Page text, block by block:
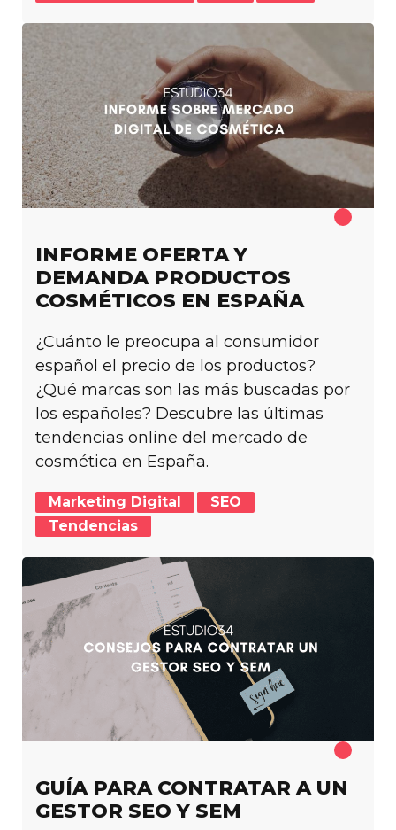
INFORME OFERTA Y
DEMANDA PRODUCTOS
COSMÉTICOS EN ESPAÑA
¿Cuánto le preocupa al consumidor
español el precio de los productos?
¿Qué marcas son las más buscadas por
los españoles? Descubre las últimas
tendencias online del mercado de
cosmética en España.
Marketing Digital
SEO
Tendencias
GUÍA PARA CONTRATAR A UN
GESTOR SEO Y SEM